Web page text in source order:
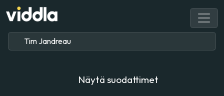
Näytä suodattimet